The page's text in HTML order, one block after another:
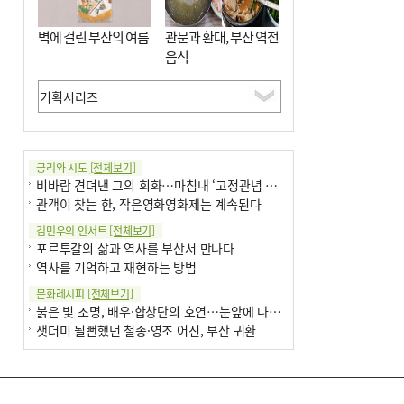
벽에 걸린 부산의 여름
관문과 환대, 부산 역전
음식
궁리와 시도 [전체보기]
비바람 견뎌낸 그의 회화…마침내 ‘고정관념 감옥’서 해방
관객이 찾는 한, 작은영화영화제는 계속된다
김민우의 인서트[전체보기]
포르투갈의 삶과 역사를 부산서 만나다
역사를 기억하고 재현하는 방법
문화레시피 [전체보기]
붉은 빛 조명, 배우·합창단의 호연…눈앞에 다가온 부산오페라하우스
잿더미 될뻔했던 철종·영조 어진, 부산 귀환
현실의 고통, 은유의 詩로 담다 外